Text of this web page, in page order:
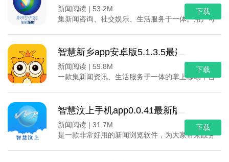
新闻阅读 | 53.2M
集新闻咨询、社交娱乐、生活服务于一体。用户可以
下载
智慧新乡app安卓版5.1.3.5最新版
新闻阅读 | 59.8M
一款集新闻资讯、生活服务于一体的掌上移动平台，
下载
智慧汶上手机app0.0.41最新版
新闻阅读 | 31.7M
是一款非常好用的新闻浏览软件，为大家带来政务资
下载